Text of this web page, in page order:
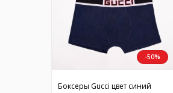
-50%
Боксеры Gucci цвет синий